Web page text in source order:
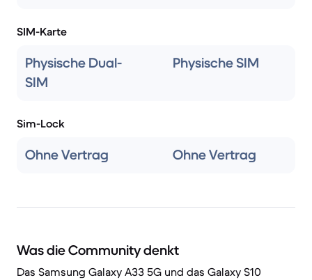
SIM-Karte
Physische Dual-
SIM
Physische SIM
Sim-Lock
Ohne Vertrag Ohne Vertrag
Was die Community denkt
Das Samsung Galaxy A33 5G und das Galaxy S10